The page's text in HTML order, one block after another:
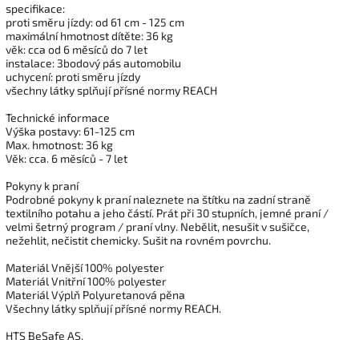
specifikace:
proti směru jízdy: od 61 cm - 125 cm
maximální hmotnost dítěte: 36 kg
věk: cca od 6 měsíců do 7 let
instalace: 3bodový pás automobilu
uchycení: proti směru jízdy
všechny látky splňují přísné normy REACH
Technické informace
Výška postavy: 61-125 cm
Max. hmotnost: 36 kg
Věk: cca. 6 měsíců - 7 let
Pokyny k praní
Podrobné pokyny k praní naleznete na štítku na zadní straně
textilního potahu a jeho částí. Prát při 30 stupních, jemné praní /
velmi šetrný program / praní vlny. Nebělit, nesušit v sušičce,
nežehlit, nečistit chemicky. Sušit na rovném povrchu.
Materiál Vnější 100% polyester
Materiál Vnitřní 100% polyester
Materiál Výplň Polyuretanová pěna
Všechny látky splňují přísné normy REACH.
HTS BeSafe AS,